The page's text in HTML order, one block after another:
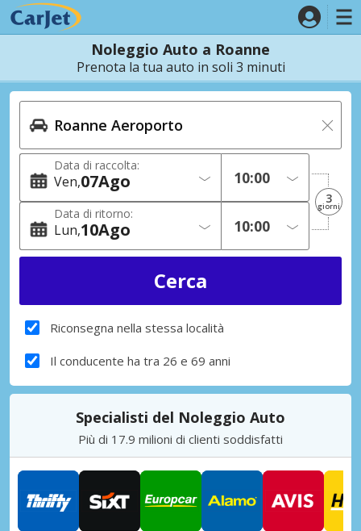
Noleggio Auto a Roanne
Prenota la tua auto in soli 3 minuti
Data di raccolta:
Ven 07Ago
Data di ritorno:
Lun 10Ago
3
giorni
Riconsegna nella stessa località
Il conducente ha tra 26 e 69 anni
Specialisti del Noleggio Auto
Più di 17.9 milioni di clienti soddisfatti